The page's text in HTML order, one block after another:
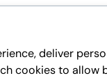
deliver
cookies to allow